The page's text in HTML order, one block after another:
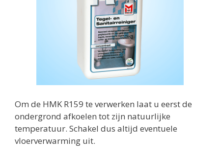
Om de HMK R159 te verwerken laat u eerst de
ondergrond afkoelen tot zijn natuurlijke
temperatuur. Schakel dus altijd eventuele
vloerverwarming uit.